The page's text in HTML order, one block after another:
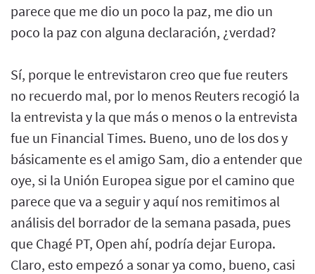
parece que me dio un poco la paz, me dio un
poco la paz con alguna declaración, ¿verdad?
Sí, porque le entrevistaron creo que fue reuters
no recuerdo mal, por lo menos Reuters recogió la
la entrevista y la que más o menos o la entrevista
fue un Financial Times. Bueno, uno de los dos y
básicamente es el amigo Sam, dio a entender que
oye, si la Unión Europea sigue por el camino que
parece que va a seguir y aquí nos remitimos al
análisis del borrador de la semana pasada, pues
que Chagé PT, Open ahí, podría dejar Europa.
Claro, esto empezó a sonar ya como, bueno, casi